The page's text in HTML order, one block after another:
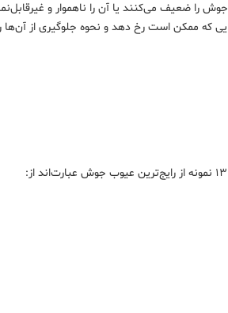
جوش را ضعیف می‌کنند یا آن را ناهموار و
که ممکن است رخ دهد و نحوه جلوگیری از آن‌ها